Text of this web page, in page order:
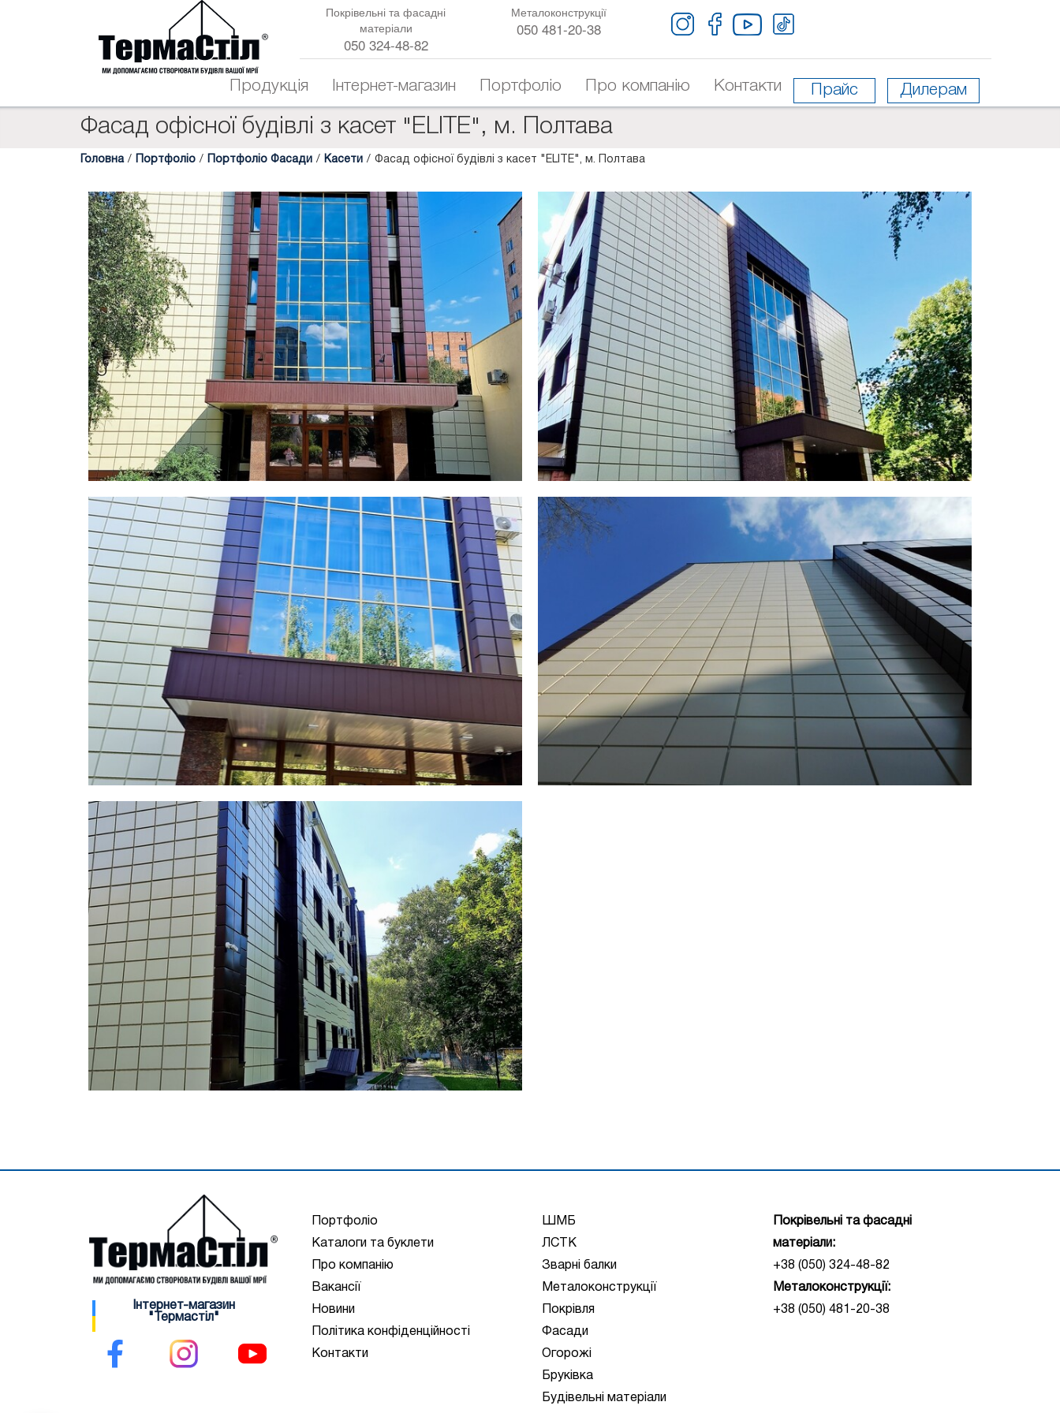
Покрівельні та фасадні
матеріали
050 324-48-82
Металоконструкції
050 481-20-38
Продукція Інтернет-магазин Портфоліо Про компанію Контакти Прайс Дилерам
Фасад офісної будівлі з касет "ELITE", м. Полтава
Головна / Портфоліо / Портфоліо Фасади / Касети / Фасад офісної будівлі з касет "ELITE", м. Полтава
Інтернет-магазин
"Термастіл"
Портфоліо
Каталоги та буклети
Про компанію
Вакансії
Новини
Політика конфіденційності
Контакти
ШМБ
ЛСТК
Зварні балки
Металоконструкції
Покрівля
Фасади
Огорожі
Бруківка
Будівельні матеріали
Покрівельні та фасадні
матеріали:
+38 (050) 324-48-82
Металоконструкції:
+38 (050) 481-20-38